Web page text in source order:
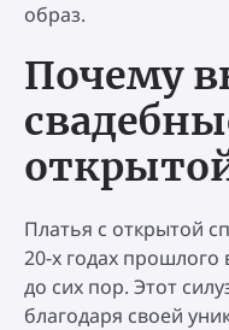
образ.
Почему
Платья с открытой
20-х годах прошлого
до сих пор. Этот
благодаря своей